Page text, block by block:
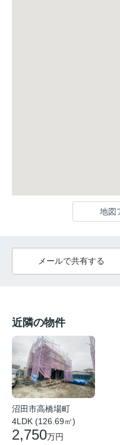
地図
メールで共有する
近隣の物件
沼田市高橋場町
4LDK (126.69㎡)
2,750万円